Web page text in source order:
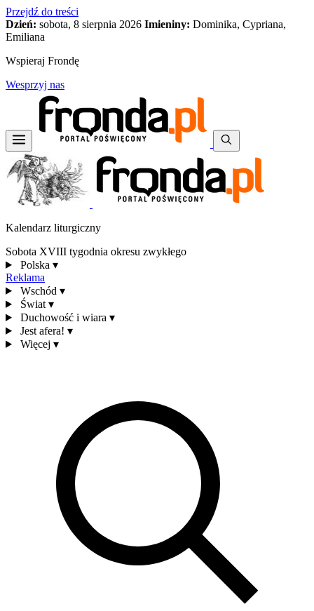
Przejdź do treści
Dzień: sobota, 8 sierpnia 2026 Imieniny: Dominika, Cypriana,
Emiliana
Wspieraj Frondę
Wesprzyj nas
Kalendarz liturgiczny
Sobota XVIII tygodnia okresu zwykłego
Polska ▾
Reklama
Wschód ▾
Świat ▾
Duchowość i wiara ▾
Jest afera! ▾
Więcej ▾